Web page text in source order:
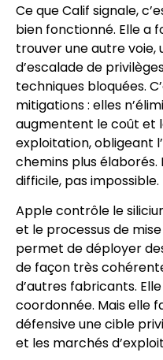
Ce que Calif signale,
bien fonctionné. Elle a
trouver une autre voie,
d’escalade de
techniques bloquées.
mitigations : elles
augmentent le coût et
exploitation, obligeant
chemins plus élaborés.
difficile, pas impossible.
Apple contrôle le
et le processus de
permet de déployer
de façon très
d’autres fabricants.
coordonnée. Mais elle
défensive une cible
et les marchés